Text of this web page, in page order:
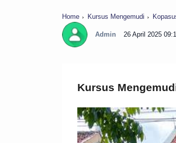
Home Kursus Mengemudi
Admin 26 April 2025
Kursus